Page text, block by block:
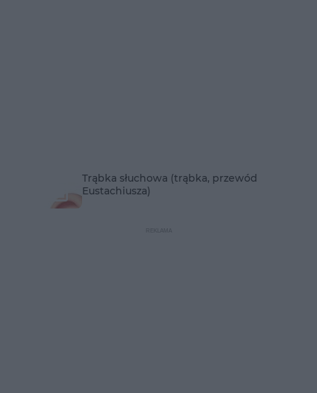
Trąbka słuchowa (trąbka, przewód
Eustachiusza)